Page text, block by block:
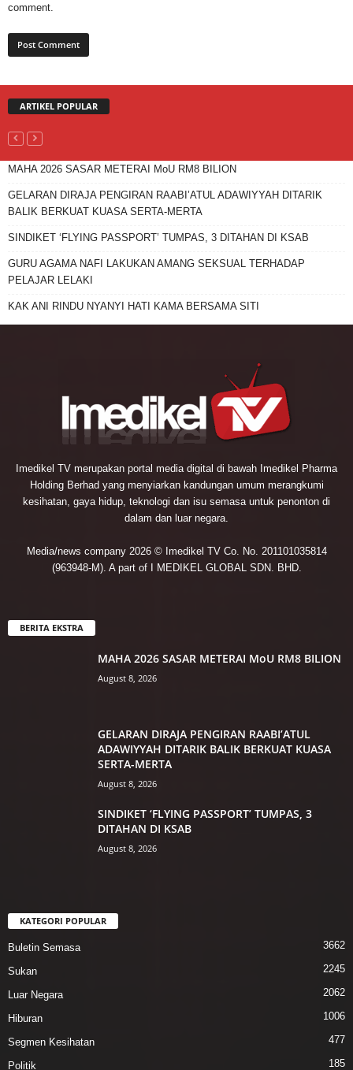
comment.
ARTIKEL POPULAR
MAHA 2026 SASAR METERAI MoU RM8 BILION
GELARAN DIRAJA PENGIRAN RAABI’ATUL ADAWIYYAH DITARIK
BALIK BERKUAT KUASA SERTA-MERTA
SINDIKET ‘FLYING PASSPORT’ TUMPAS, 3 DITAHAN DI KSAB
GURU AGAMA NAFI LAKUKAN AMANG SEKSUAL TERHADAP
PELAJAR LELAKI
KAK ANI RINDU NYANYI HATI KAMA BERSAMA SITI
Imedikel TV merupakan portal media digital di bawah Imedikel Pharma
Holding Berhad yang menyiarkan kandungan umum merangkumi
kesihatan, gaya hidup, teknologi dan isu semasa untuk penonton di
dalam dan luar negara.
Media/news company 2026 © Imedikel TV Co. No. 201101035814
(963948-M). A part of I MEDIKEL GLOBAL SDN. BHD.
BERITA EKSTRA
MAHA 2026 SASAR METERAI MoU RM8 BILION
August 8, 2026
GELARAN DIRAJA PENGIRAN RAABI’ATUL
ADAWIYYAH DITARIK BALIK BERKUAT KUASA
SERTA-MERTA
August 8, 2026
SINDIKET ‘FLYING PASSPORT’ TUMPAS, 3
DITAHAN DI KSAB
August 8, 2026
KATEGORI POPULAR
Buletin Semasa 3662
Sukan 2245
Luar Negara 2062
Hiburan 1006
Segmen Kesihatan 477
Politik 185